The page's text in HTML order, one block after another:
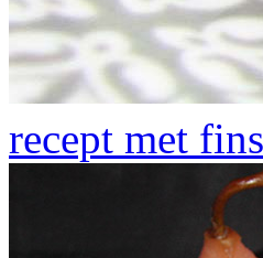
recept met